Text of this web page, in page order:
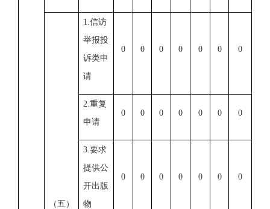
（五）
1.信访
举报投
诉类申
请
0 0 0 0 0 0 0
2.重复
申请
0 0 0 0 0 0 0
3.要求
提供公
开出版
物
0 0 0 0 0 0 0